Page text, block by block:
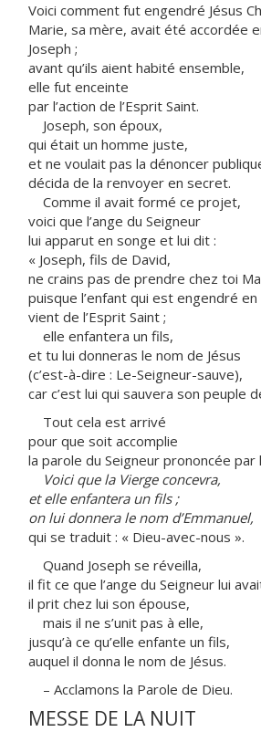
Voici comment fut engendré Jésus
Marie, sa mère, avait été accordée
Joseph ;
avant qu’ils aient habité ensemble,
elle fut enceinte
par l’action de l’Esprit Saint.
Joseph, son époux,
qui était un homme juste,
et ne voulait pas la dénoncer
décida de la renvoyer en secret.
Comme il avait formé ce projet,
voici que l’ange du Seigneur
lui apparut en songe et lui dit :
« Joseph, fils de David,
ne crains pas de prendre chez toi
puisque l’enfant qui est engendré en
vient de l’Esprit Saint ;
elle enfantera un fils,
et tu lui donneras le nom de Jésus
(c’est-à-dire : Le-Seigneur-sauve),
car c’est lui qui sauvera son peuple
Tout cela est arrivé
pour que soit accomplie
la parole du Seigneur prononcée
Voici que la Vierge concevra,
et elle enfantera un fils ;
on lui donnera le nom d’Emmanuel,
qui se traduit : « Dieu-avec-nous ».
Quand Joseph se réveilla,
il fit ce que l’ange du Seigneur lui
il prit chez lui son épouse,
mais il ne s’unit pas à elle,
jusqu’à ce qu’elle enfante un fils,
auquel il donna le nom de Jésus.
– Acclamons la Parole de Dieu.
MESSE DE LA NUIT